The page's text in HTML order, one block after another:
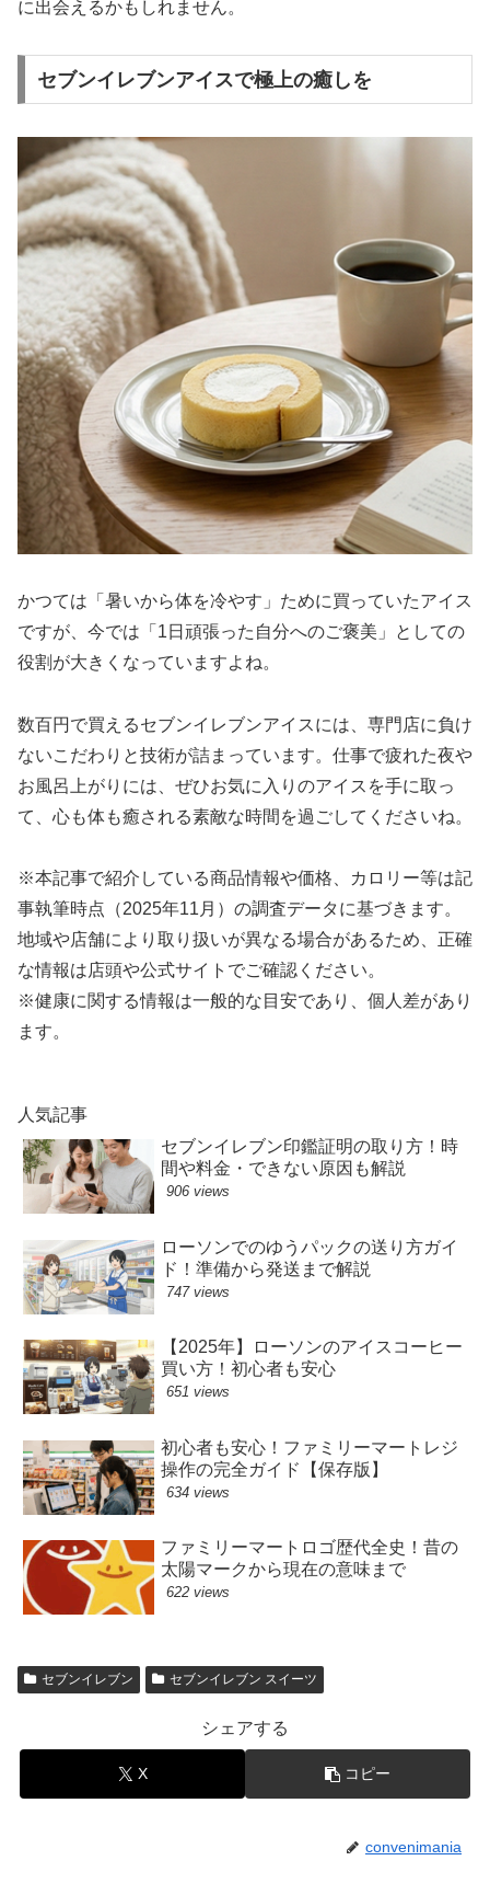
に出会えるかもしれません。
セブンイレブンアイスで極上の癒しを
かつては「暑いから体を冷やす」ために買っていたアイス
ですが、今では「1日頑張った自分へのご褒美」としての
役割が大きくなっていますよね。
数百円で買えるセブンイレブンアイスには、専門店に負け
ないこだわりと技術が詰まっています。仕事で疲れた夜や
お風呂上がりには、ぜひお気に入りのアイスを手に取っ
て、心も体も癒される素敵な時間を過ごしてくださいね。
※本記事で紹介している商品情報や価格、カロリー等は記
事執筆時点（2025年11月）の調査データに基づきます。
地域や店舗により取り扱いが異なる場合があるため、正確
な情報は店頭や公式サイトでご確認ください。
※健康に関する情報は一般的な目安であり、個人差があり
ます。
人気記事
セブンイレブン印鑑証明の取り方！時
間や料金・できない原因も解説
906 views
ローソンでのゆうパックの送り方ガイ
ド！準備から発送まで解説
747 views
【2025年】ローソンのアイスコーヒー
買い方！初心者も安心
651 views
初心者も安心！ファミリーマートレジ
操作の完全ガイド【保存版】
634 views
ファミリーマートロゴ歴代全史！昔の
太陽マークから現在の意味まで
622 views
セブンイレブン セブンイレブン スイーツ
シェアする
X コピー
convenimania